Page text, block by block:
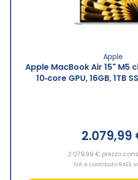
Apple
Apple MacBook Air 15" M5
10‑core GPU, 16GB, 1TB
2.079,99
2.079,99 € prezzo
IVA e contributo RAEE